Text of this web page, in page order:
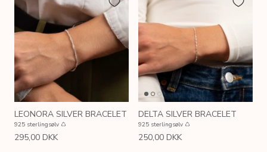
LEONORA SILVER BRACELET
925 sterlingsølv ♺
295,00 DKK
DELTA SILVER BRACELET
925 sterlingsølv ♺
250,00 DKK